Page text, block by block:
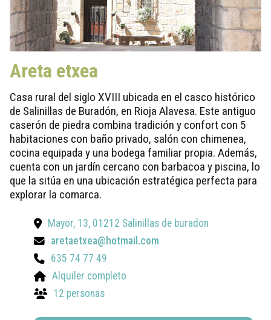
Areta etxea
Casa rural del siglo XVIII ubicada en el casco histórico
de Salinillas de Buradón, en Rioja Alavesa. Este antiguo
caserón de piedra combina tradición y confort con 5
habitaciones con baño privado, salón con chimenea,
cocina equipada y una bodega familiar propia. Además,
cuenta con un jardín cercano con barbacoa y piscina, lo
que la sitúa en una ubicación estratégica perfecta para
explorar la comarca.
Mayor, 13, 01212 Salinillas de buradon
aretaetxea@hotmail.com
635 74 77 49
Alquiler completo
12 personas